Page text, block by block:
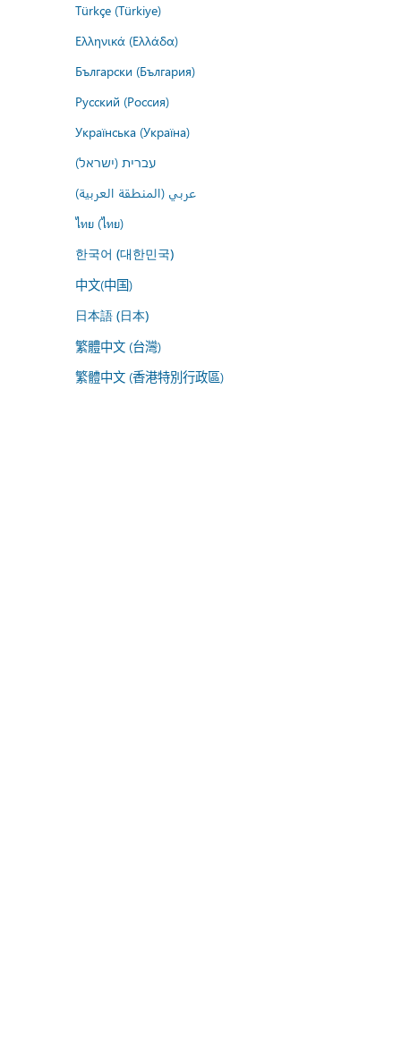
Türkçe (Türkiye)
Ελληνικά (Ελλάδα)
Български (България)
Русский (Россия)
Українська (Україна)
עברית (ישראל)
عربي (المنطقة العربية)
ไทย (ไทย)
한국어 (대한민국)
中文(中国)
日本語 (日本)
繁體中文 (台灣)
繁體中文 (香港特別行政區)